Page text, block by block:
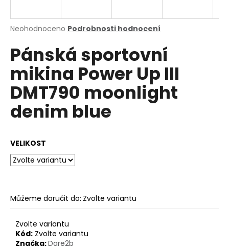
Průměrné
produktu
je
5
hvězdiček.
Neohodnoceno Podrobnosti hodnocení
Pánská sportovní
mikina Power Up III
DMT790 moonlight
denim blue
VELIKOST
Můžeme doručit do: Zvolte variantu
Zvolte variantu
Kód: Zvolte variantu
Značka:Dare2b
j
t
?
HLEDAT
D
o
r
u
č
u